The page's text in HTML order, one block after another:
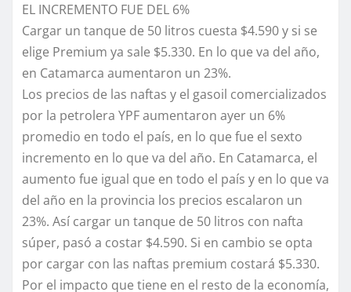
EL INCREMENTO FUE DEL 6%
Cargar un tanque de 50 litros cuesta $4.590 y si se
elige Premium ya sale $5.330. En lo que va del año,
en Catamarca aumentaron un 23%.
Los precios de las naftas y el gasoil comercializados
por la petrolera YPF aumentaron ayer un 6%
promedio en todo el país, en lo que fue el sexto
incremento en lo que va del año. En Catamarca, el
aumento fue igual que en todo el país y en lo que va
del año en la provincia los precios escalaron un
23%. Así cargar un tanque de 50 litros con nafta
súper, pasó a costar $4.590. Si en cambio se opta
por cargar con las naftas premium costará $5.330.
Por el impacto que tiene en el resto de la economía,